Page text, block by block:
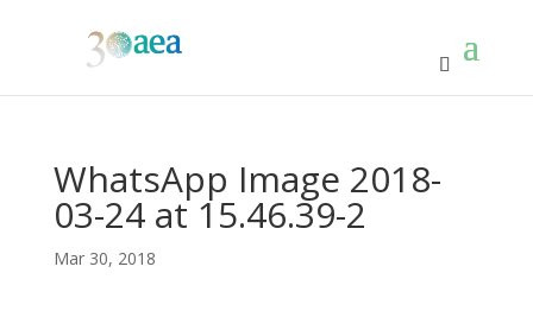
WhatsApp Image 2018-
03-24 at 15.46.39-2
Mar 30, 2018